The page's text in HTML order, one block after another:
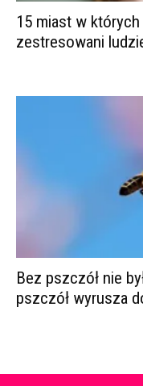
15 miast w
zestresowani
Bez pszczół nie
pszczół wyrusza